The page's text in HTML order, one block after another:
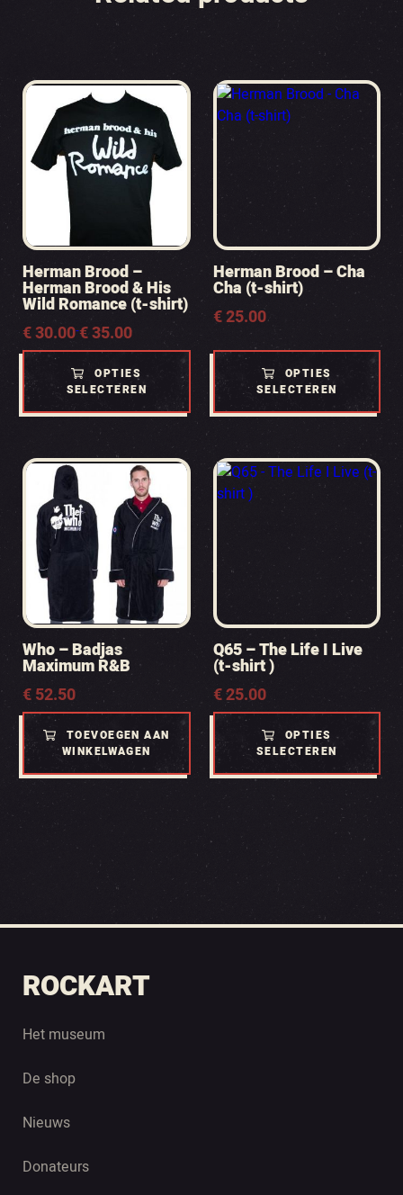
Herman Brood –
Herman Brood & His
Wild Romance (t-shirt)
€30.00-€35.00
Prijsklasse:
€ 30.00
€ 35.00
OPTIES
SELECTEREN
Herman Brood – Cha
Cha (t-shirt)
€25.00
OPTIES
SELECTEREN
Who – Badjas
Maximum R&B
€52.50
TOEVOEGEN AAN
WINKELWAGEN
Q65 – The Life I Live
(t-shirt )
€25.00
OPTIES
SELECTEREN
ROCKART
Het museum
De shop
Nieuws
Donateurs